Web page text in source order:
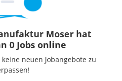
Moser hat
0 Jobs online
neuen Jobangebote zu